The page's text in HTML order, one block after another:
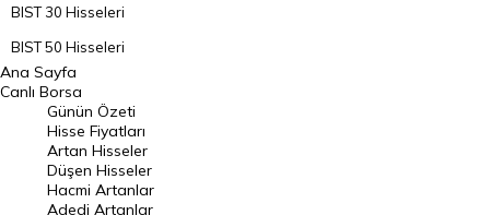
BIST 30 Hisseleri
BIST 50 Hisseleri
BIST 100 Hisseleri
En Çok Artan Hisseler
En Çok Düşen Hisseler
Hacmi Artanlar
Ana Sayfa
Canlı Borsa
Günün Özeti
Hisse Fiyatları
Artan Hisseler
Düşen Hisseler
Hacmi Artanlar
Adedi Artanlar